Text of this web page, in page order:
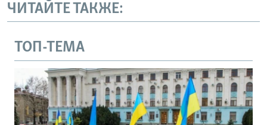
ЧИТАЙТЕ ТАКЖЕ:
ТОП-ТЕМА